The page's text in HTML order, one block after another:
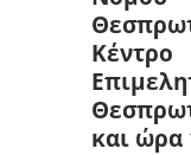
Κέντρο
και ώρα